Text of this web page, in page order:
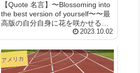
【Quote 名言】〜Blossoming into
the best version of yourself〜〜最
高版の自分自身に花を咲かせるあ
なたへ〜The flower that blooms in
adversity is the ...
2023.10.02
アメリカ